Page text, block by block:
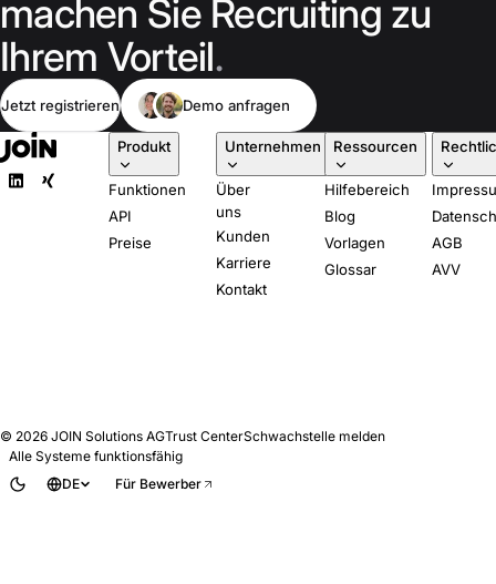
machen Sie Recruiting zu
Ihrem Vorteil.
Jetzt registrieren Demo anfragen
Produkt
Funktionen
API
Preise
Unternehmen
Über
uns
Kunden
Karriere
Kontakt
Ressourcen
Hilfebereich
Blog
Vorlagen
Glossar
AGB
AVV
© 2026 JOIN Solutions AGTrust CenterSchwachstelle melden
Alle Systeme funktionsfähig
DE
Für Bewerber